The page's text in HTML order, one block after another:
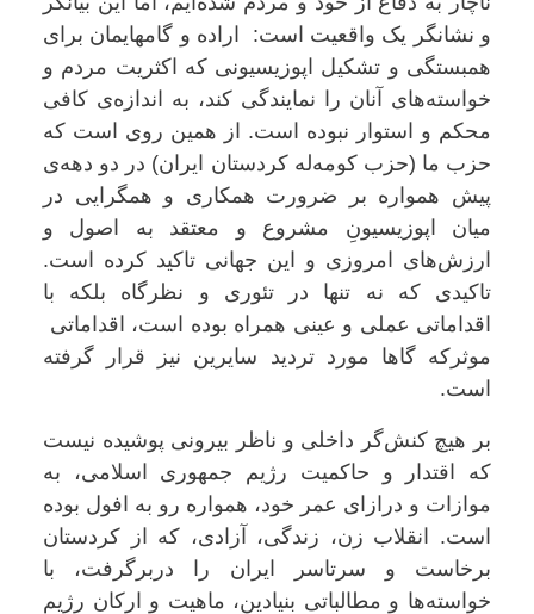
و نشانگر یک واقعیت است: اراده و گامهایمان برای
همبستگی و تشکیل اپوزیسیونی که اکثریت مردم و
خواسته‌های آنان را نمایندگی کند، به اندازه‌ی کافی
محکم و استوار نبوده است. از همین روی است که
حزب ما (حزب کومه‌له کردستان ایران) در دو دهه‌ی
پیش همواره بر ضرورت همکاری و همگرایی در
میان اپوزیسیونِ مشروع و معتقد به اصول و
ارزش‌های امروزی و این جهانی تاکید کرده است.
تاکیدی که نه تنها در تئوری و نظرگاه بلکه با
اقداماتی عملی و عینی همراه بوده است، اقداماتی
موثرکه گاها مورد تردید سایرین نیز قرار گرفته
است.
بر هیچ کنش‌گر داخلی و ناظر بیرونی پوشیده نیست
که اقتدار و حاکمیت رژیم جمهوری اسلامی، به
موازات و درازای عمر خود، همواره رو به افول بوده
است. انقلاب زن، زندگی، آزادی، که از کردستان
برخاست و سرتاسر ایران را دربرگرفت، با
خواسته‌ها و مطالباتی بنیادین، ماهیت و ارکان رژیم